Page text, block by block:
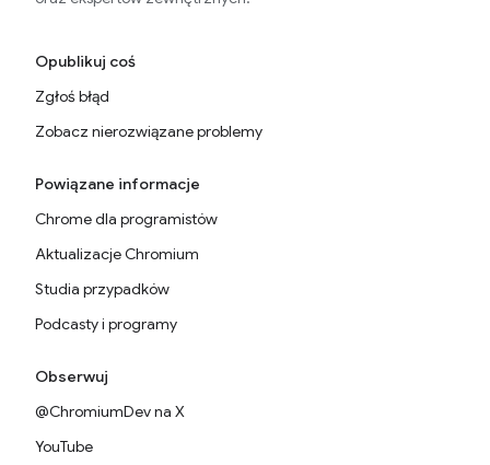
Opublikuj coś
Zgłoś błąd
Zobacz nierozwiązane problemy
Powiązane informacje
Chrome dla programistów
Aktualizacje Chromium
Studia przypadków
Podcasty i programy
Obserwuj
@ChromiumDev na X
YouTube